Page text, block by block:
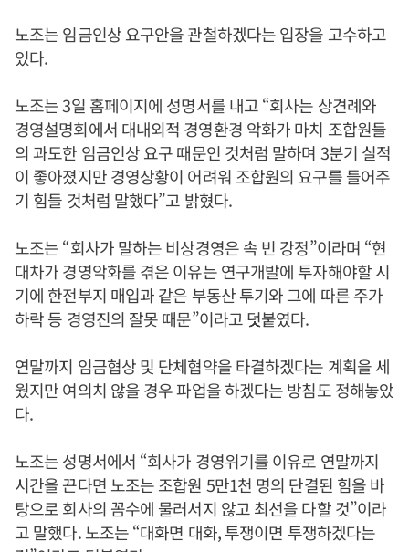
노조는 임금인상 요구안을 관철하겠다는 입장을 고수하고
있다.
노조는 3일 홈페이지에 성명서를 내고 “회사는 상견례와
경영설명회에서 대내외적 경영환경 악화가 마치 조합원들
의 과도한 임금인상 요구 때문인 것처럼 말하며 3분기 실적
이 좋아졌지만 경영상황이 어려워 조합원의 요구를 들어주
기 힘들 것처럼 말했다”고 밝혔다.
노조는 “회사가 말하는 비상경영은 속 빈 강정”이라며 “현
대차가 경영악화를 겪은 이유는 연구개발에 투자해야할 시
기에 한전부지 매입과 같은 부동산 투기와 그에 따른 주가
하락 등 경영진의 잘못 때문”이라고 덧붙였다.
연말까지 임금협상 및 단체협약을 타결하겠다는 계획을 세
웠지만 여의치 않을 경우 파업을 하겠다는 방침도 정해놓았
다.
노조는 성명서에서 “회사가 경영위기를 이유로 연말까지
시간을 끈다면 노조는 조합원 5만1천 명의 단결된 힘을 바
탕으로 회사의 꼼수에 물러서지 않고 최선을 다할 것”이라
고 말했다. 노조는 “대화면 대화, 투쟁이면 투쟁하겠다는